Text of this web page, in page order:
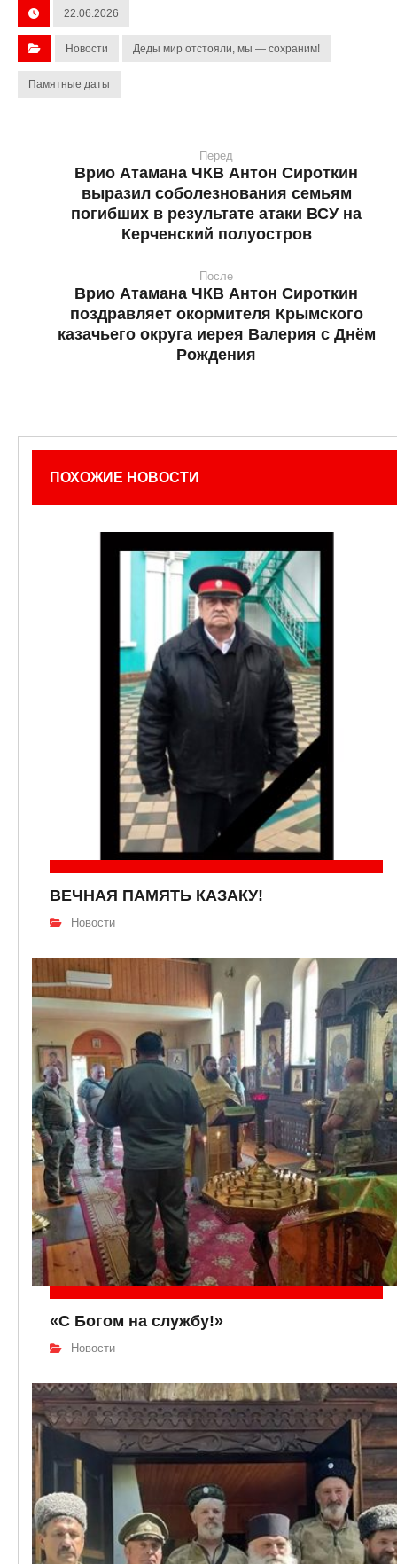
22.06.2026
Новости Деды мир отстояли, мы — сохраним!
Памятные даты
Перед
Врио Атамана ЧКВ Антон Сироткин
выразил соболезнования семьям
погибших в результате атаки ВСУ на
Керченский полуостров
После
Врио Атамана ЧКВ Антон Сироткин
поздравляет окормителя Крымского
казачьего округа иерея Валерия с Днём
Рождения
ПОХОЖИЕ НОВОСТИ
ВЕЧНАЯ ПАМЯТЬ КАЗАКУ!
Новости
«С Богом на службу!»
Новости